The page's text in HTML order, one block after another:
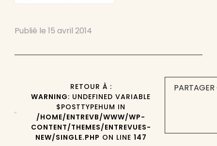
Publié le 15 avril 2014
RETOUR À :
WARNING: UNDEFINED VARIABLE
$POSTTYPEHUM IN
/HOME/ENTREVB/WWW/WP-
CONTENT/THEMES/ENTREVUES-
NEW/SINGLE.PHP ON LINE 147